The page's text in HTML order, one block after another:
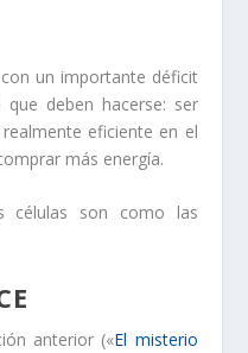
un importante déficit
deben hacerse: ser
eficiente en el
más energía.
células son como las
anterior («El misterio